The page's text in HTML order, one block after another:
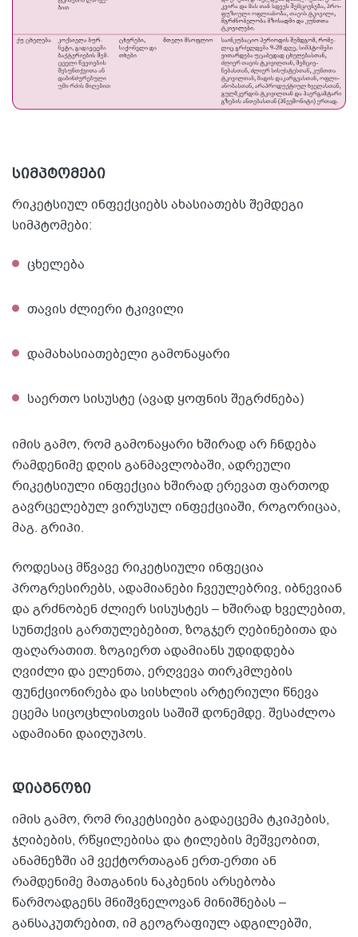
სიმპტომები
რიკეტსიულ ინფექციებს ახასიათებს შემდეგი
სიმპტომები:
ცხელება
თავის ძლიერი ტკივილი
დამახასიათებელი გამონაყარი
საერთო სისუსტე (ავად ყოფნის შეგრძნება)
იმის გამო, რომ გამონაყარი ხშირად არ ჩნდება
რამდენიმე დღის განმავლობაში, ადრეული
რიკეტსიული ინფექცია ხშირად ერევათ ფართოდ
გავრცელებულ ვირუსულ ინფექციაში, როგორიცაა,
მაგ. გრიპი.
როდესაც მწვავე რიკეტსიული ინფეცია
პროგრესირებს, ადამიანები ჩვეულებრივ, იბნევიან
და გრძნობენ ძლიერ სისუსტეს – ხშირად ხველებით,
სუნთქვის გართულებებით, ზოგჯერ ღებინებითა და
ფაღარათით. ზოგიერთ ადამიანს უდიდდება
ღვიძლი და ელენთა, ერღვევა თირკმლების
ფუნქციონირება და სისხლის არტერიული წნევა
ეცემა სიცოცხლისთვის საშიშ დონემდე. შესაძლოა
ადამიანი დაიღუპოს.
დიაგნოზი
იმის გამო, რომ რიკეტსიები გადაეცემა ტკიპების,
ჯღიბების, რწყილებისა და ტილების მეშვეობით,
ანამნეზში ამ ვექტორთაგან ერთ-ერთი ან
რამდენიმე მათგანის ნაკბენის არსებობა
წარმოადგენს მნიშვნელოვან მინიშნებას –
განსაკუთრებით, იმ გეოგრაფიულ ადგილებში,